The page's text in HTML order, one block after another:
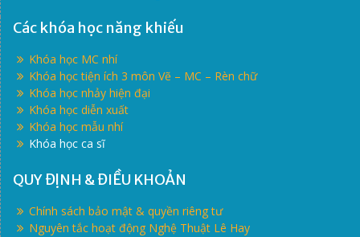
Các khóa học năng khiếu
Khóa học MC nhí
Khóa học tiện ích 3 môn Vẽ – MC – Rèn chữ
Khóa học nhảy hiện đại
Khóa học diễn xuất
Khóa học mẫu nhí
Khóa học ca sĩ
QUY ĐỊNH & ĐIỀU KHOẢN
Chính sách bảo mật & quyền riêng tư
Nguyên tắc hoạt động Nghệ Thuật Lê Hay